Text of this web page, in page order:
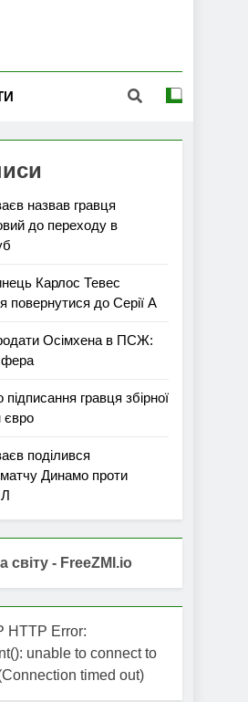
назвав гравця
до переходу в
Карлос Тевес
повернутися до Серії А
Осімхена в ПСЖ:
гравця збірної
євро
поділився
матчу Динамо проти
світу - FreeZMI.io
HTTP Error:
unable to connect to
timed out)